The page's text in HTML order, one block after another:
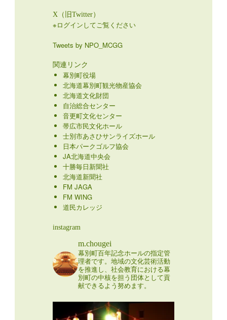
X（旧Twitter）
※ログインしてご覧ください
Tweets by NPO_MCGG
関連リンク
幕別町役場
北海道幕別町観光物産協会
北海道文化財団
自治総合センター
音更町文化センター
帯広市民文化ホール
士別市あさひサンライズホール
日本パークゴルフ協会
JA北海道中央会
十勝毎日新聞社
北海道新聞社
FM JAGA
FM WING
道民カレッジ
instagram
m.chougei
幕別町百年記念ホールの指定管
理者です。地域の文化芸術活動
を推進し、社会教育における幕
別町の中核を担う団体として貢
献できるよう努めます。